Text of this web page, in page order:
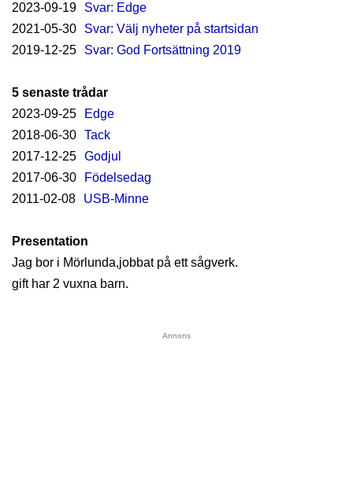
2023-09-19
Svar: Edge
2021-05-30
Svar: Välj nyheter på startsidan
2019-12-25
Svar: God Fortsättning 2019
5 senaste trådar
2023-09-25
Edge
2018-06-30 Tack
2017-12-25 Godjul
2017-06-30
Födelsedag
2011-02-08
USB-Minne
Presentation
Jag bor i Mörlunda,jobbat på ett sågverk.
gift har 2 vuxna barn.
Annons